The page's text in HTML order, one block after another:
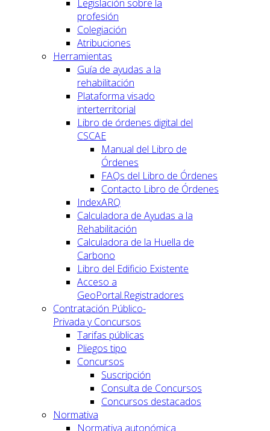
Legislación sobre la
profesión
Colegiación
Atribuciones
Herramientas
Guía de ayudas a la
rehabilitación
Plataforma visado
interterritorial
Libro de órdenes digital del
CSCAE
Manual del Libro de
Órdenes
FAQs del Libro de Órdenes
Contacto Libro de Órdenes
IndexARQ
Calculadora de Ayudas a la
Rehabilitación
Calculadora de la Huella de
Carbono
Libro del Edificio Existente
Acceso a
GeoPortal.Registradores
Contratación Público-
Privada y Concursos
Tarifas públicas
Pliegos tipo
Concursos
Suscripción
Consulta de Concursos
Concursos destacados
Normativa
Normativa autonómica